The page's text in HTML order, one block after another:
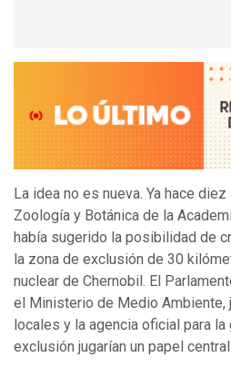
La idea no es nueva. Ya hace
Zoología y Botánica de la
había sugerido la posibilidad de
la zona de exclusión de 30
nuclear de Chernobil. El
el Ministerio de Medio Ambiente,
locales y la agencia oficial para
exclusión jugarían un papel central.